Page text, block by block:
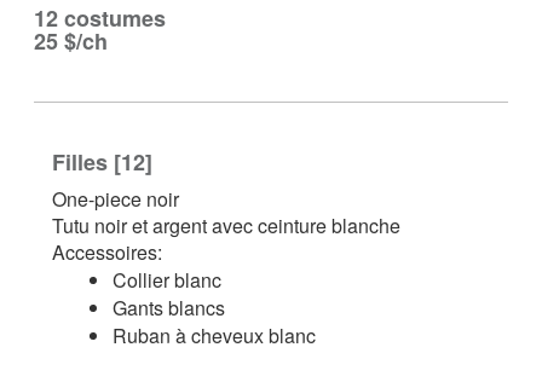
12 costumes
25 $/ch
Filles [12]
One-piece noir
Tutu noir et argent avec ceinture blanche
Accessoires:
Collier blanc
Gants blancs
Ruban à cheveux blanc